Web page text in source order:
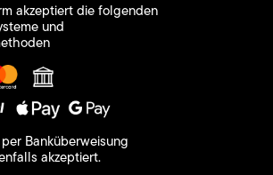
akzeptiert die folgenden
und
Banküberweisung
akzeptiert.